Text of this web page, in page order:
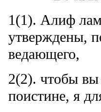
1(1). Алиф
утверждены,
ведающего,
2(2). чтобы вы
поистине, я